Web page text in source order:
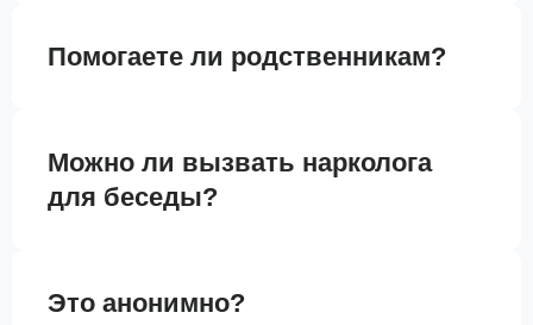
Помогаете ли родственникам?
Можно ли вызвать нарколога
для беседы?
Это анонимно?